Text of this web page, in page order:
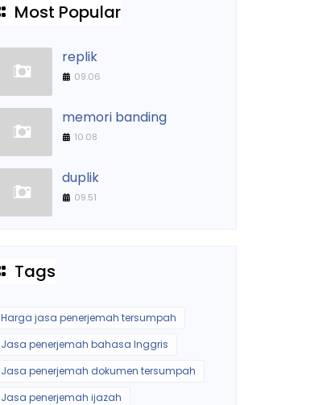
Most Popular
replik
09.06
memori banding
10.08
duplik
09.51
Tags
Harga jasa penerjemah tersumpah
Jasa penerjemah bahasa Inggris
Jasa penerjemah dokumen tersumpah
Jasa penerjemah ijazah